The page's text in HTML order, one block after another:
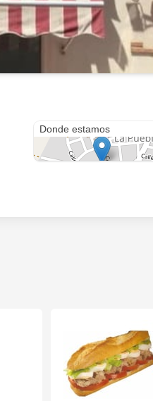
Donde estamos